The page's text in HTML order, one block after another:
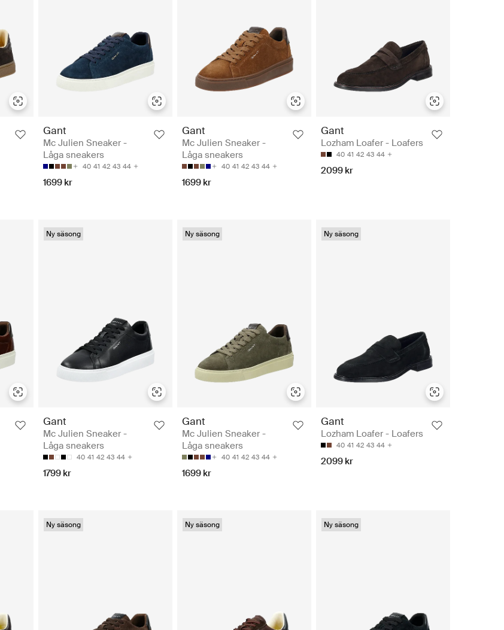
Gant
Mc Julien Sneaker -
Låga sneakers
40 41 42 43 44
1699 kr
Gant
Mc Julien Sneaker -
Låga sneakers
40 41 42 43 44
1699 kr
Gant
Lozham Loafer - Loafers
40 41 42 43 44
2099 kr
Ny säsong
Gant
Mc Julien Sneaker -
Låga sneakers
40 41 42 43 44
1799 kr
Ny säsong
Gant
Mc Julien Sneaker -
Låga sneakers
40 41 42 43 44
1699 kr
Ny säsong
Gant
Lozham Loafer - Loafers
40 41 42 43 44
2099 kr
Ny säsong Ny säsong Ny säsong